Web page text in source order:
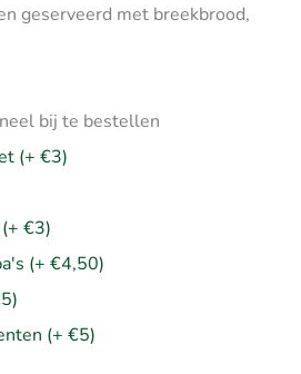
geserveerd met breekbrood,
bij te bestellen
(+ €3)
€3)
(+ €4,50)
(+ €5)